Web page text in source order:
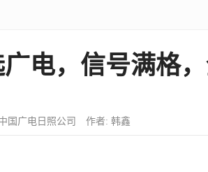
电，信号满格，
国广电日照公司 作者: 韩鑫